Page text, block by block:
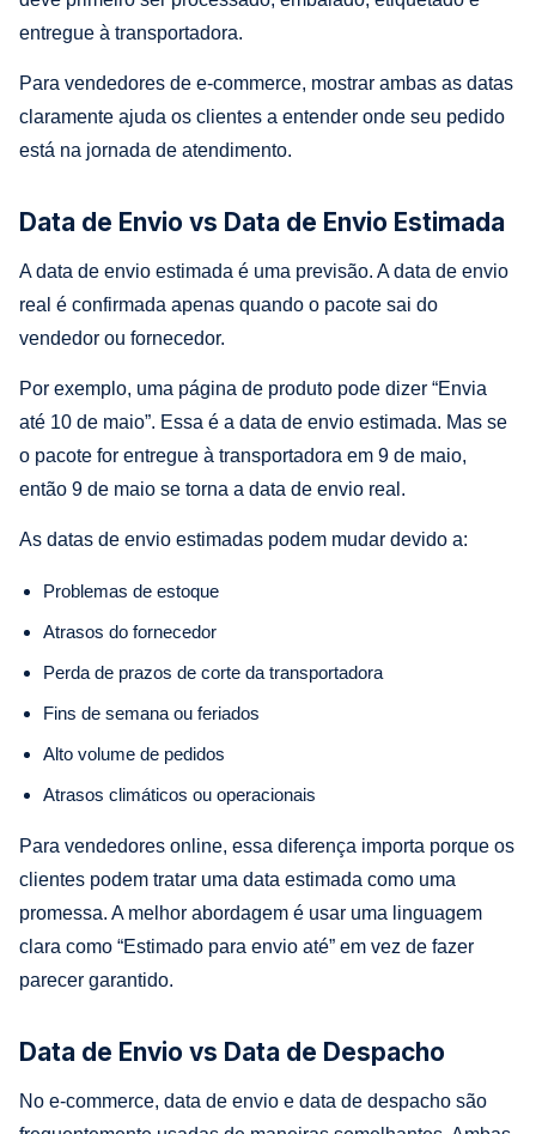
entregue à transportadora.
Para vendedores de e-commerce, mostrar ambas as datas
claramente ajuda os clientes a entender onde seu pedido
está na jornada de atendimento.
Data de Envio vs Data de Envio Estimada
A data de envio estimada é uma previsão. A data de envio
real é confirmada apenas quando o pacote sai do
vendedor ou fornecedor.
Por exemplo, uma página de produto pode dizer “Envia
até 10 de maio”. Essa é a data de envio estimada. Mas se
o pacote for entregue à transportadora em 9 de maio,
então 9 de maio se torna a data de envio real.
As datas de envio estimadas podem mudar devido a:
Problemas de estoque
Atrasos do fornecedor
Perda de prazos de corte da transportadora
Fins de semana ou feriados
Alto volume de pedidos
Atrasos climáticos ou operacionais
Para vendedores online, essa diferença importa porque os
clientes podem tratar uma data estimada como uma
promessa. A melhor abordagem é usar uma linguagem
clara como “Estimado para envio até” em vez de fazer
parecer garantido.
Data de Envio vs Data de Despacho
No e-commerce, data de envio e data de despacho são